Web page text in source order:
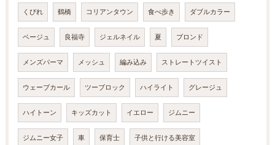
くびれ 鶴橋 コリアンタウン 食べ歩き ダブルカラー
ベージュ 良福寺 ジェルネイル 夏 ブロンド
メンズパーマ メッシュ 編み込み ストレートツイスト
ウェーブカール ツーブロック ハイライト グレージュ
ハイトーン キッズカット イエロー ジムニー
ジムニー女子 車 保育士 子供と行ける美容室